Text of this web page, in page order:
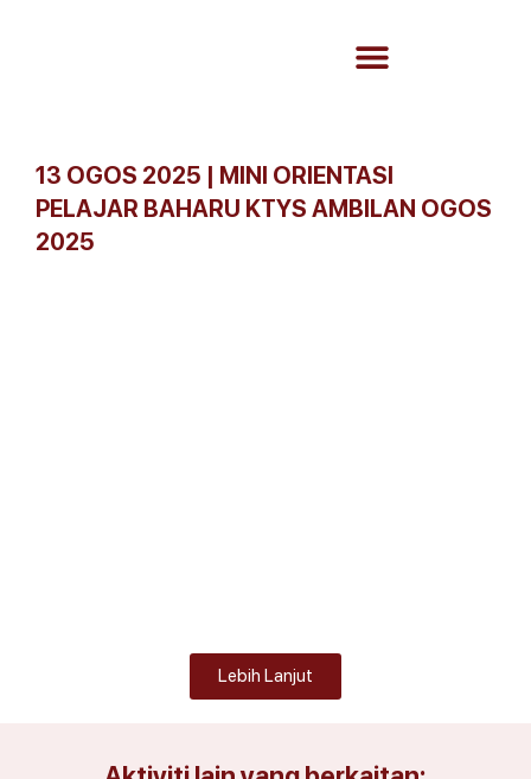
13 OGOS 2025 | MINI ORIENTASI
PELAJAR BAHARU KTYS AMBILAN OGOS
2025
Lebih Lanjut